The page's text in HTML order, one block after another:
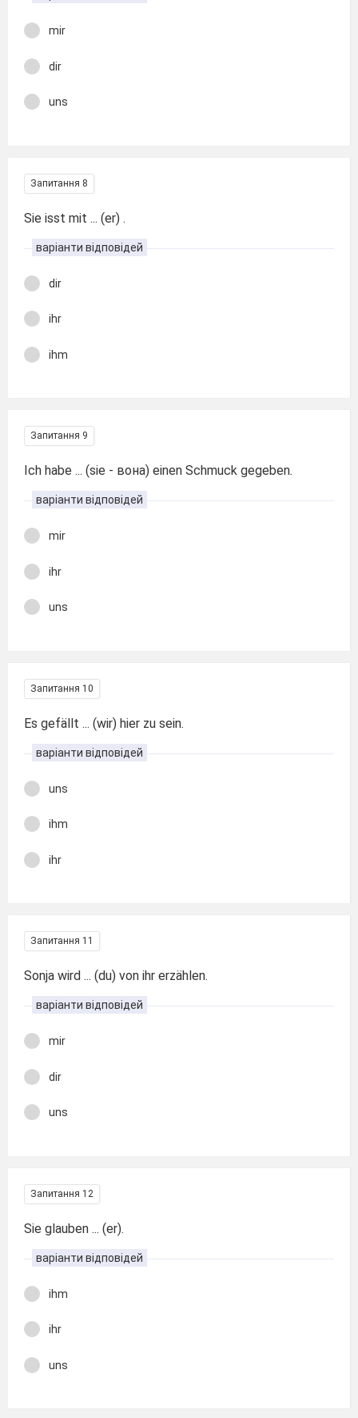
mir
dir
uns
Запитання 8
Sie isst mit ... (er) .
варіанти відповідей
dir
ihr
ihm
Запитання 9
Ich habe ... (sie - вона) einen Schmuck gegeben.
варіанти відповідей
mir
ihr
uns
Запитання 10
Es gefällt ... (wir) hier zu sein.
варіанти відповідей
uns
ihm
ihr
Запитання 11
Sonja wird ... (du) von ihr erzählen.
варіанти відповідей
mir
dir
uns
Запитання 12
Sie glauben ... (er).
варіанти відповідей
ihm
ihr
uns